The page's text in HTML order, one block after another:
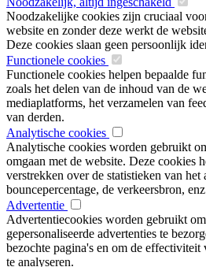
Noodzakelijke cookies zijn cruciaal
website en zonder deze werkt de
Deze cookies slaan geen persoonlijk
Functionele cookies
Functionele cookies helpen bepaalde
zoals het delen van de inhoud van de
mediaplatforms, het verzamelen van
van derden.
Analytische cookies
Analytische cookies worden gebruikt
omgaan met de website. Deze cookies
verstrekken over de statistieken van het
bouncepercentage, de verkeersbron,
Advertentie
Advertentiecookies worden gebruikt
gepersonaliseerde advertenties te
bezochte pagina's en om de effectiviteit
te analyseren.